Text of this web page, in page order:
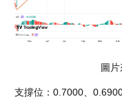
圖
支撐位：0.7000、